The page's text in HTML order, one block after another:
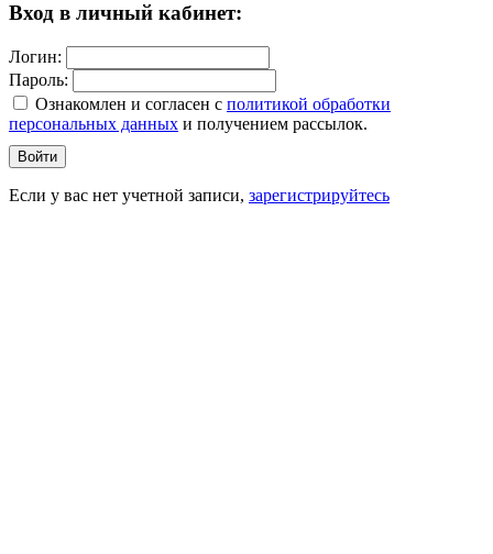
Вход в личный кабинет:
Логин:
Пароль:
Ознакомлен и согласен c политикой обработки
персональных данных и получением рассылок.
Войти
Если у вас нет учетной записи, зарегистрируйтесь